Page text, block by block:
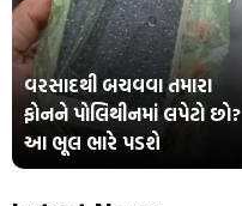
વરસાદથી બચવવા તમારા
ફોનને પોલિથીનમાં લપેટો છો?
આ ભૂલ ભારે પડશે